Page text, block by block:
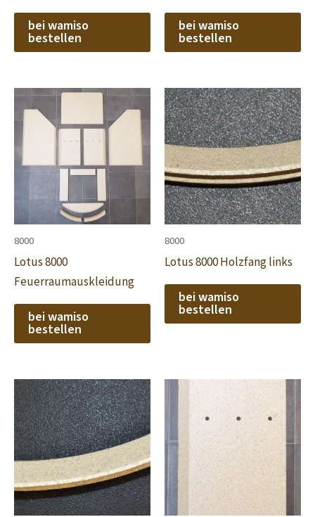
bei wamiso
bestellen
bei wamiso
bestellen
8000
Lotus 8000
Feuerraumauskleidung
bei wamiso
bestellen
8000
Lotus 8000 Holzfang links
bei wamiso
bestellen